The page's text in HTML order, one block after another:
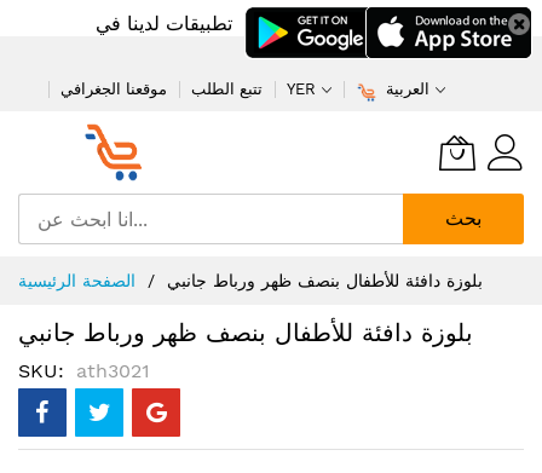
تطبيقات لدينا في
موقعنا الجغرافي تتبع الطلب YER العربية
بحث
إلى
المحتوى
الصفحة الرئيسية بلوزة دافئة للأطفال بنصف ظهر ورباط جانبي
بلوزة دافئة للأطفال بنصف ظهر ورباط جانبي
SKU ath3021